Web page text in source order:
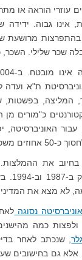
עוזרי הוראה
אינו גבוה. ידידה
שכר שלילי. השכר,
ת"א
כ"מורים
האוניברסיטה,
משכרם.
בחיוב את
לא מצא את
נסוגה
ולפצות כמה
, שנכתב לאחר
גם בחישובים